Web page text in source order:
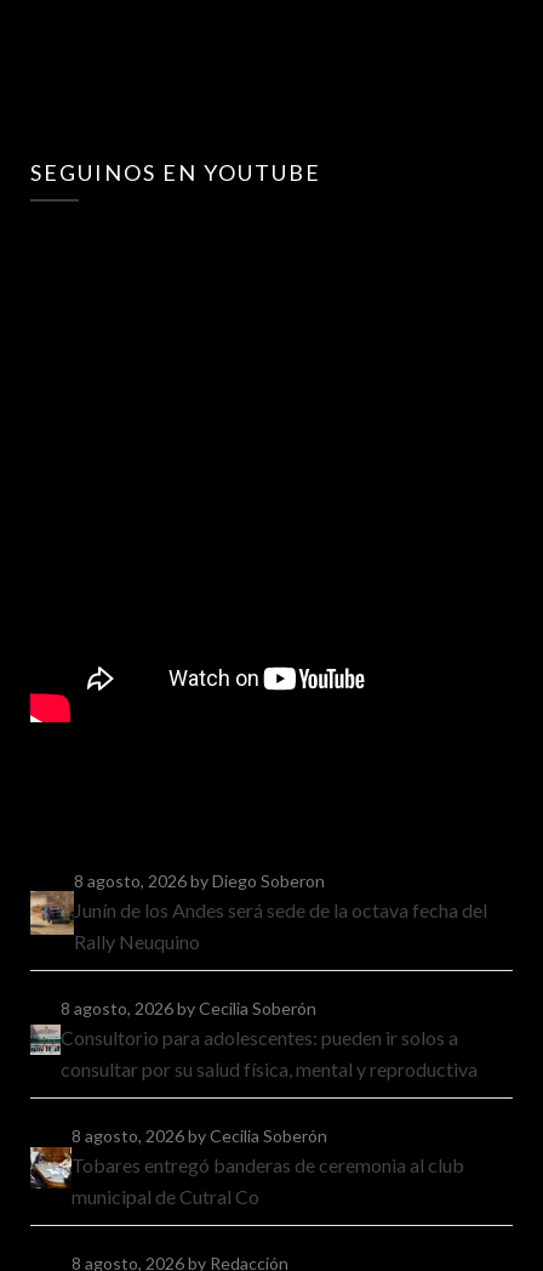
SEGUINOS EN YOUTUBE
8 agosto, 2026by Diego Soberon
Junín de los Andes será sede de la octava fecha del
Rally Neuquino
8 agosto, 2026by Cecilia Soberón
Consultorio para adolescentes: pueden ir solos a
consultar por su salud física, mental y reproductiva
8 agosto, 2026by Cecilia Soberón
Tobares entregó banderas de ceremonia al club
municipal de Cutral Co
8 agosto, 2026by Redacción